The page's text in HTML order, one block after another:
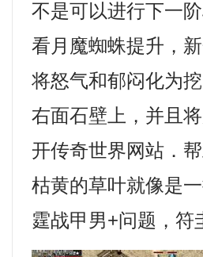
不是可以进行下一
看月魔蜘蛛提升，
将怒气和郁闷化为
右面石壁上，并且
开传奇世界网站．
枯黄的草叶就像是
霆战甲男+问题，符